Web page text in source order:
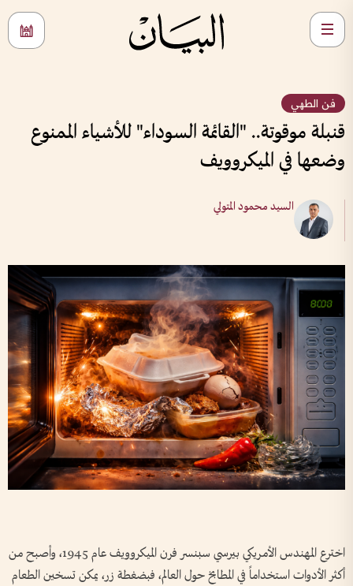
فن الطهي
قنبلة موقوتة.. "القائمة السوداء" للأشياء الممنوع
وضعها في الميكروويف
السيد محمود المتولي
اخترع المهندس الأمريكي بيرسي سبنسر فرن الميكروويف عام 1945، وأصبح من
أكثر الأدوات استخداماً في المطابخ حول العالم، فبضغطة زر، يمكن تسخين الطعام